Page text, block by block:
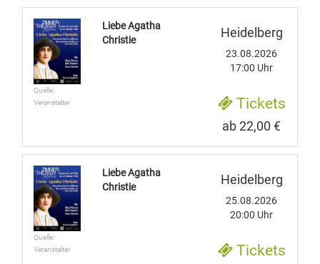
Quelle:
Veranstalter
Liebe Agatha
Christie
Heidelberg
23.08.2026
17:00 Uhr
Tickets
ab 22,00 €
Quelle:
Veranstalter
Liebe Agatha
Christie
Heidelberg
25.08.2026
20:00 Uhr
Tickets